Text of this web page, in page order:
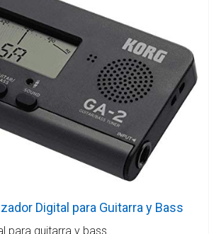
Digital para Guitarra y Bass
para guitarra y bass